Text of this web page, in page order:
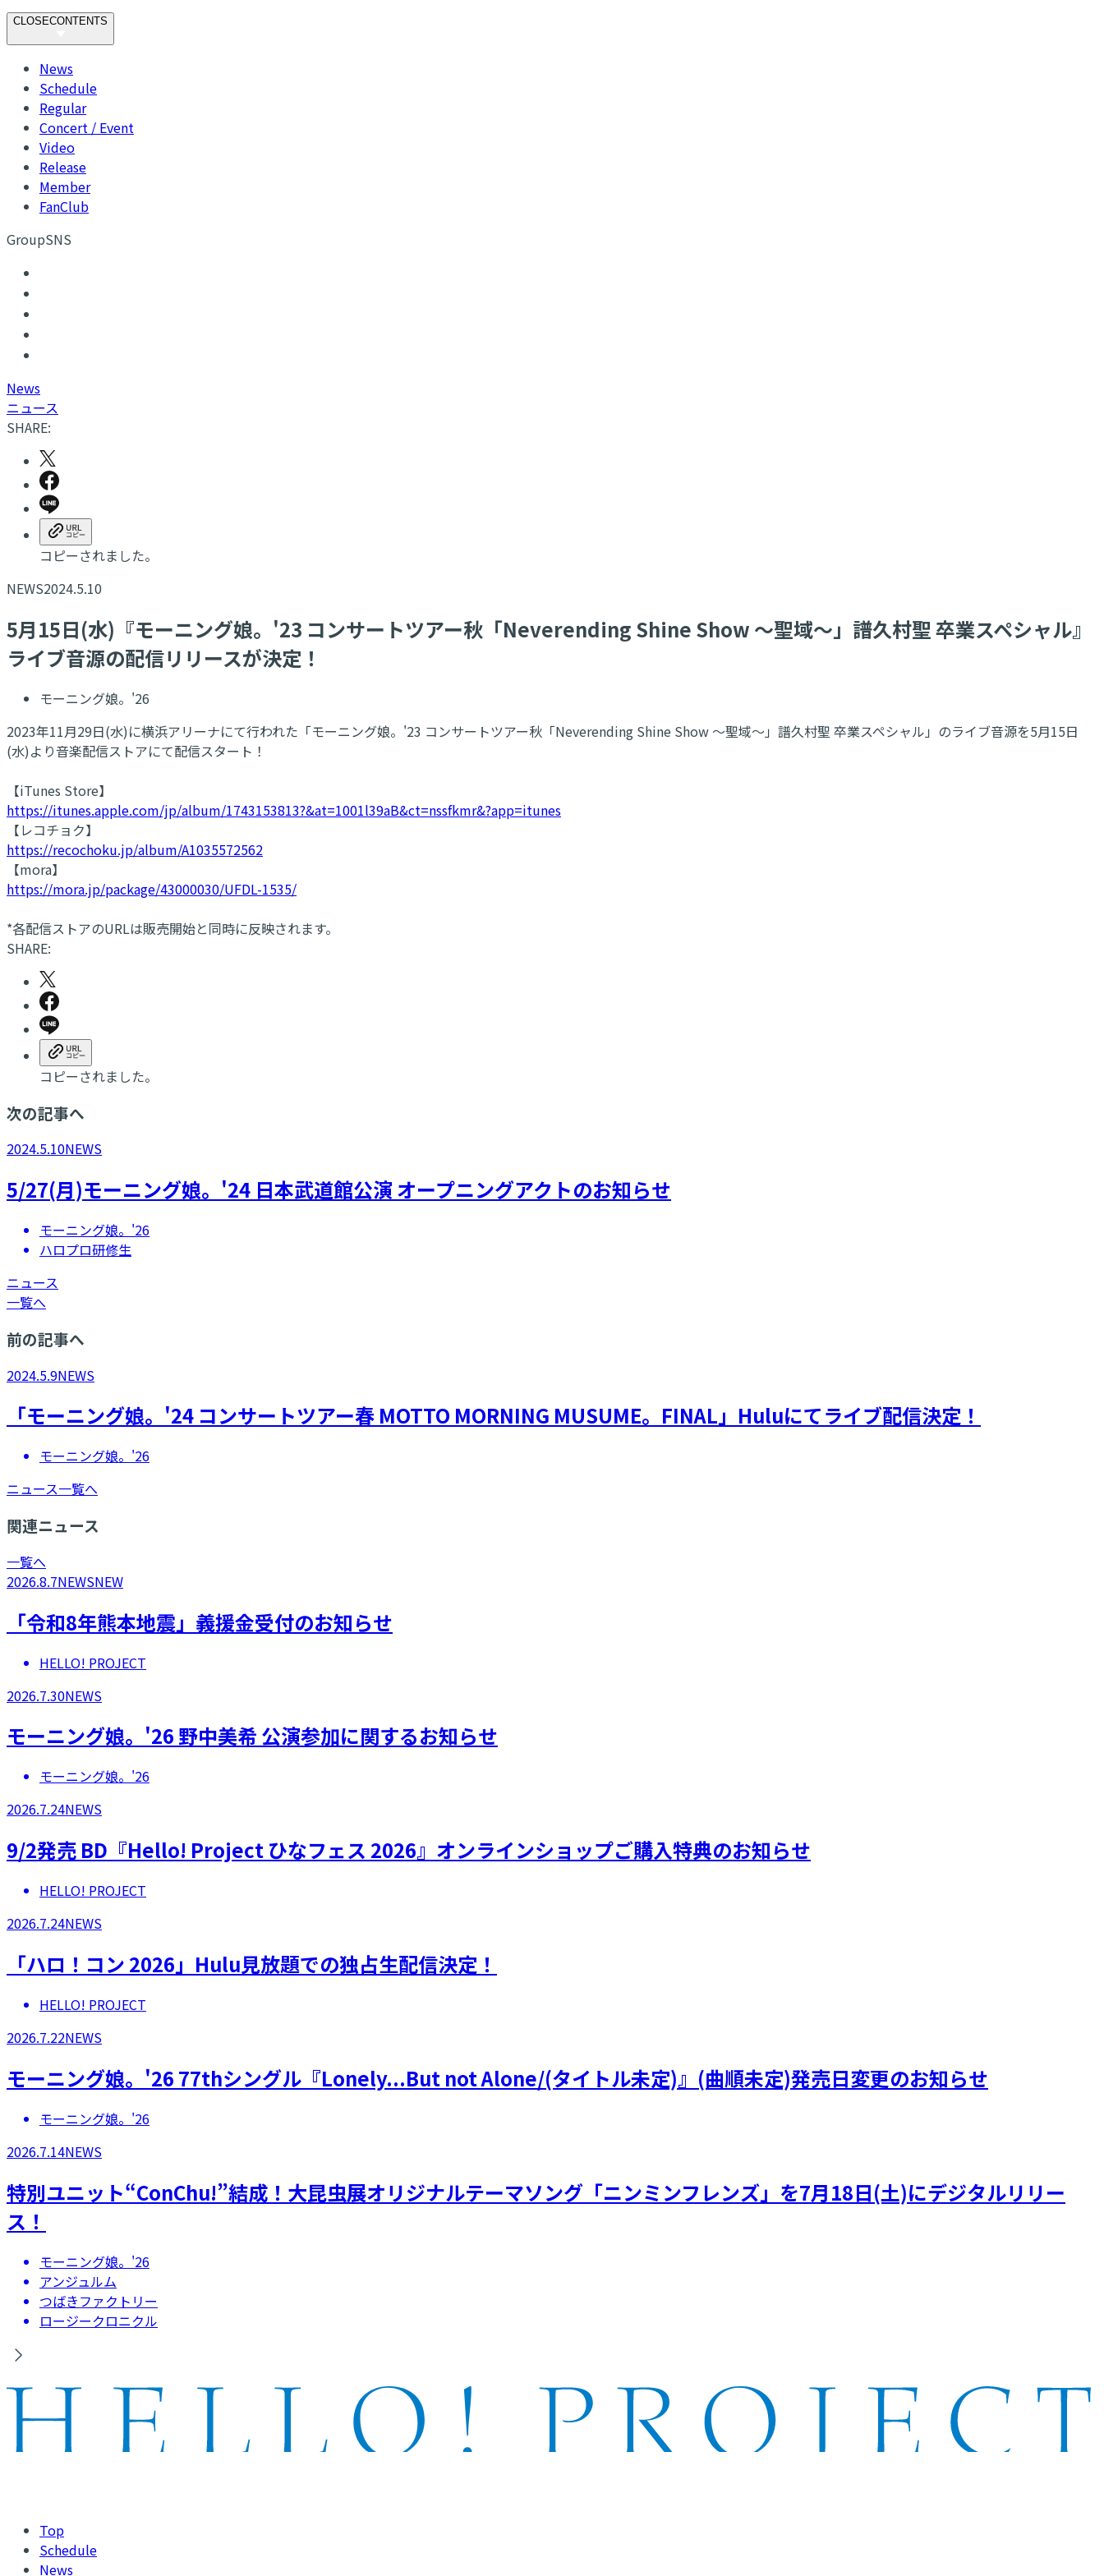
CLOSECONTENTS
News
Schedule
Regular
Concert / Event
Video
Release
Member
FanClub
GroupSNS
News
ニュース
SHARE:
コピーされました。
NEWS2024.5.10
5月15日(水)『モーニング娘。'23 コンサートツアー秋「Neverending Shine Show ～聖域～」譜久村聖 卒業スペシャル』
ライブ音源の配信リリースが決定！
モーニング娘。'26
2023年11月29日(水)に横浜アリーナにて行われた「モーニング娘。'23 コンサートツアー秋「Neverending Shine Show ～聖域～」譜久村聖 卒業スペシャル」のライブ音源を5月15日
(水)より音楽配信ストアにて配信スタート！
【iTunes Store】
https://itunes.apple.com/jp/album/1743153813?&at=1001l39aB&ct=nssfkmr&?app=itunes
【レコチョク】
https://recochoku.jp/album/A1035572562
【mora】
https://mora.jp/package/43000030/UFDL-1535/
*各配信ストアのURLは販売開始と同時に反映されます。
SHARE:
コピーされました。
次の記事へ
2024.5.10NEWS
5/27(月)モーニング娘。'24 日本武道館公演 オープニングアクトのお知らせ
モーニング娘。'26
ハロプロ研修生
ニュース
一覧へ
前の記事へ
2024.5.9NEWS
「モーニング娘。'24 コンサートツアー春 MOTTO MORNING MUSUME。FINAL」Huluにてライブ配信決定！
モーニング娘。'26
ニュース一覧へ
関連ニュース
一覧へ
2026.8.7NEWSNEW
「令和8年熊本地震」義援金受付のお知らせ
HELLO! PROJECT
2026.7.30NEWS
モーニング娘。'26 野中美希 公演参加に関するお知らせ
モーニング娘。'26
2026.7.24NEWS
9/2発売 BD『Hello! Project ひなフェス 2026』オンラインショップご購入特典のお知らせ
HELLO! PROJECT
2026.7.24NEWS
「ハロ！コン 2026」Hulu見放題での独占生配信決定！
HELLO! PROJECT
2026.7.22NEWS
モーニング娘。'26 77thシングル『Lonely...But not Alone/(タイトル未定)』(曲順未定)発売日変更のお知らせ
モーニング娘。'26
2026.7.14NEWS
特別ユニット“ConChu!”結成！大昆虫展オリジナルテーマソング「ニンミンフレンズ」を7月18日(土)にデジタルリリー
ス！
モーニング娘。'26
アンジュルム
つばきファクトリー
ロージークロニクル
Top
Schedule
News